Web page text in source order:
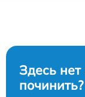
Здесь нет
починить?